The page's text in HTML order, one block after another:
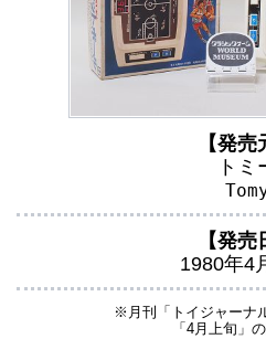
【発売
トミ
【発売
1980年4
※月刊「トイジャーナ
「4月上旬」